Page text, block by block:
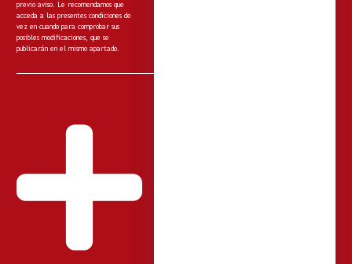
previo aviso. Le recomendamos que
acceda a las presentes condiciones de
vez en cuando para comprobar sus
posibles modificaciones, que se
publicarán en el mismo apartado.